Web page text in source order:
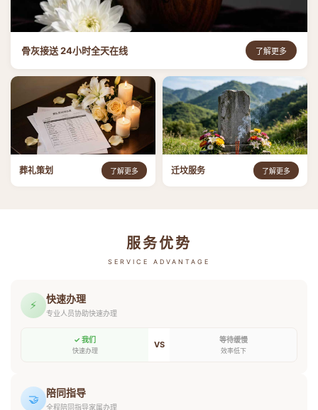
骨灰接送 24小时全天在线 了解更多
葬礼策划 了解更多 迁坟服务 了解更多
服务优势
SERVICE ADVANTAGE
⚡ 快速办理
专业人员协助快速办理
✓ 我们
快速办理
VS 等待缓慢
效率低下
🤝 陪同指导
全程陪同指导家属办理